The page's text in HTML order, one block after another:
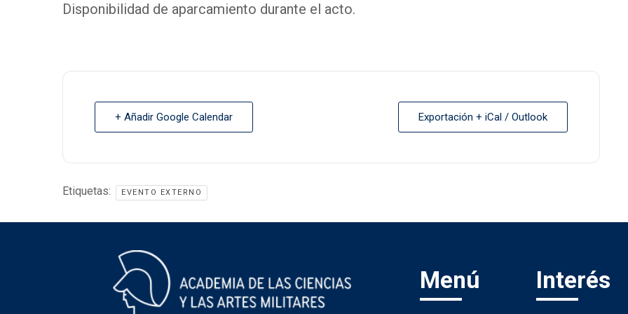
Disponibilidad de aparcamiento durante el acto.
+ Añadir Google Calendar Exportación + iCal / Outlook
Etiquetas: EVENTO EXTERNO
Menú Interés